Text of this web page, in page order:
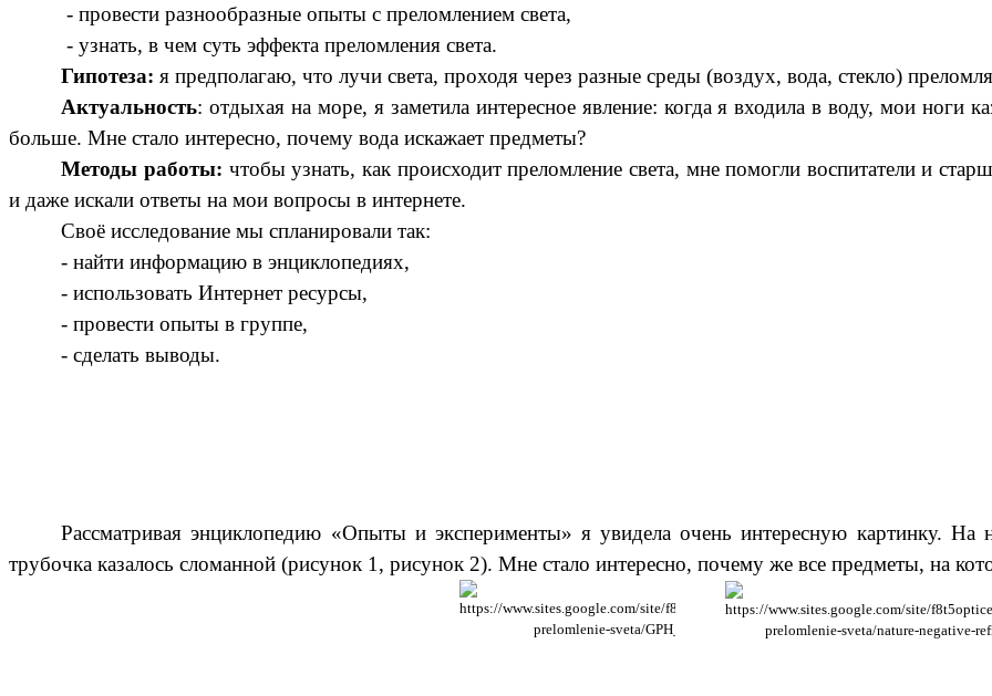
- провести разнообразные опыты с преломлением света,
- узнать, в чем суть эффекта преломления света.
Гипотеза: я предполагаю, что лучи света, проходя через разные среды (воздух, вода, стекло)
Актуальность: отдыхая на море, я заметила интересное явление: когда я входила в воду, мои ноги
больше. Мне стало интересно, почему вода искажает предметы?
Методы работы: чтобы узнать, как происходит преломление света, мне помогли воспитатели и
и даже искали ответы на мои вопросы в интернете.
Своё исследование мы спланировали так:
- найти информацию в энциклопедиях,
- использовать Интернет ресурсы,
- провести опыты в группе,
- сделать выводы.
Рассматривая энциклопедию «Опыты и эксперименты» я увидела очень интересную картинку.
трубочка казалось сломанной (рисунок 1, рисунок 2). Мне стало интересно, почему же все предметы, на